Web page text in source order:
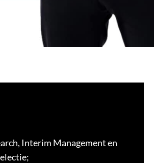
Interim Management en